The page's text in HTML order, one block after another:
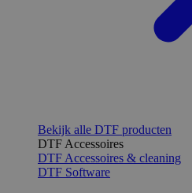
Bekijk alle DTF producten
DTF Accessoires
DTF Accessoires & cleaning
DTF Software